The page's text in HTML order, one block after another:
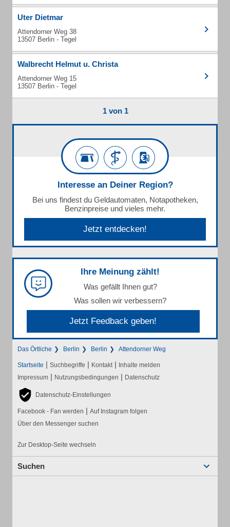
Uter Dietmar
Attendorner Weg 38
13507 Berlin - Tegel
Walbrecht Helmut u. Christa
Attendorner Weg 15
13507 Berlin - Tegel
1 von 1
Interesse an Deiner Region?
Bei uns findest du Geldautomaten, Notapotheken,
Benzinpreise und vieles mehr.
Jetzt entdecken!
Ihre Meinung zählt!
Was gefällt Ihnen gut?
Was sollen wir verbessern?
Jetzt Feedback geben!
Das Örtliche Berlin Berlin Attendorner Weg
Startseite | Suchbegriffe | Kontakt | Inhalte melden
Impressum | Nutzungsbedingungen | Datenschutz
Datenschutz-Einstellungen
Facebook - Fan werden | Auf Instagram folgen
Über den Messenger suchen
Zur Desktop-Seite wechseln
Suchen